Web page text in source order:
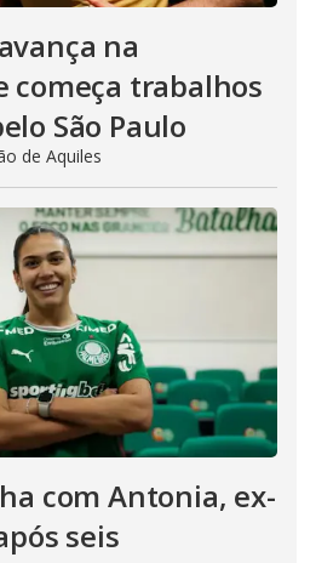
na
começa trabalhos
São Paulo
de Aquiles
com Antonia, ex-
seis